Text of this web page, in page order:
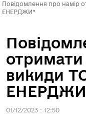
Повідомлення про намір
ЕНЕРДЖИ”
отримати
викиди
01/12/2023 : 12:50